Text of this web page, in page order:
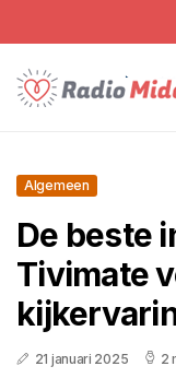
Algemeen
De beste
Tivimate
21 januari 2025 2